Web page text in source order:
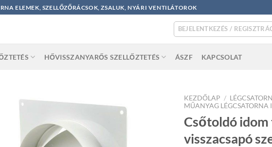
ELEMEK, SZELLŐZŐRÁCSOK, ZSALUK, NYÁRI VENTILÁTOROK
BEJELENTKEZÉS /
HŐVISSZANYARŐS SZELLŐZTETÉS ÁSZF KAPCSOLAT
KEZDŐLAP /
MŰANYAG LÉGCSATORNA
Csőtoldó
visszacsapó